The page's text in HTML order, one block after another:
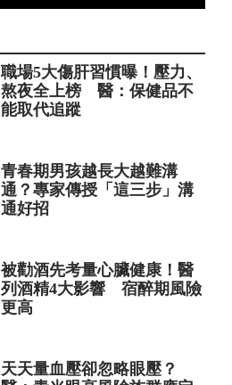
職場5大傷肝習慣曝！壓力、
熬夜全上榜 醫：保健品不
能取代追蹤
青春期男孩越長大越難溝
通？專家傳授「這三步」溝
通好招
被勸酒先考量心臟健康！醫
列酒精4大影響 宿醉期風險
更高
天天量血壓卻忽略眼壓？